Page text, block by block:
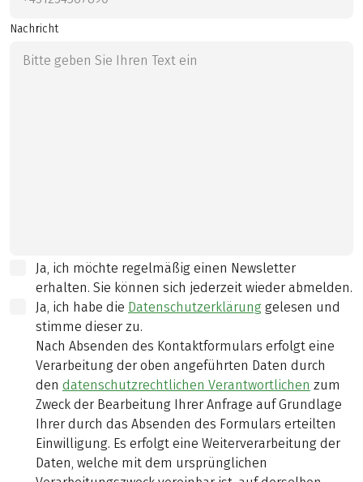
Nachricht
Ja, ich möchte regelmäßig einen Newsletter
erhalten. Sie können sich jederzeit wieder abmelden.
Ja, ich habe die Datenschutzerklärung gelesen und
stimme dieser zu.
Nach Absenden des Kontaktformulars erfolgt eine
Verarbeitung der oben angeführten Daten durch
den datenschutzrechtlichen Verantwortlichen zum
Zweck der Bearbeitung Ihrer Anfrage auf Grundlage
Ihrer durch das Absenden des Formulars erteilten
Einwilligung. Es erfolgt eine Weiterverarbeitung der
Daten, welche mit dem ursprünglichen